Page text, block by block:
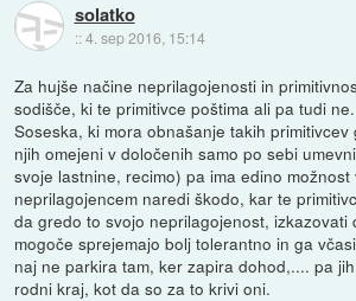
solatko
::4. sep 2016, 15:14
Za hujše načine neprilagojenosti in
sodišče, ki te primitivce poštima ali pa tudi ne.
Soseska, ki mora obnašanje takih
njih omejeni v določenih samo po sebi
svoje lastnine, recimo) pa ima edino možnost
neprilagojencem naredi škodo, kar te
da gredo to svojo neprilagojenost, izkazovati
mogoče sprejemajo bolj tolerantno in ga
naj ne parkira tam, ker zapira dohod,.... pa
rodni kraj, kot da so za to krivi oni.